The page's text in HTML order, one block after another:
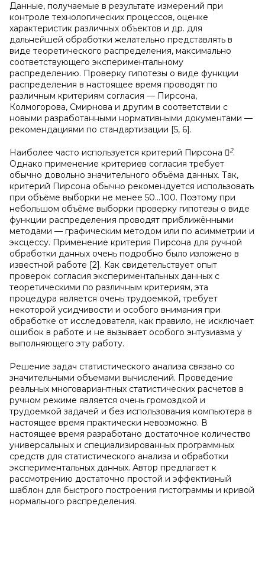
Данные, получаемые в результате измерений при
контроле технологических процессов, оценке
характеристик различных объектов и др. для
дальнейшей обработки желательно представлять в
виде теоретического распределения, максимально
соответствующего экспериментальному
распределению. Проверку гипотезы о виде функции
распределения в настоящее время проводят по
различным критериям согласия — Пирсона,
Колмогорова, Смирнова и другим в соответствии с
новыми разработанными нормативными документами —
рекомендациями по стандартизации [5, 6].
Наиболее часто используется критерий Пирсона 2.
Однако применение критериев согласия требует
обычно довольно значительного объёма данных. Так,
критерий Пирсона обычно рекомендуется использовать
при объёме выборки не менее 50…100. Поэтому при
небольшом объёме выборки проверку гипотезы о виде
функции распределения проводят приближёнными
методами — графическим методом или по асимметрии и
эксцессу. Применение критерия Пирсона для ручной
обработки данных очень подробно было изложено в
известной работе [2]. Как свидетельствует опыт
проверок согласия экспериментальных данных с
теоретическими по различным критериям, эта
процедура является очень трудоемкой, требует
некоторой усидчивости и особого внимания при
обработке от исследователя, как правило, не исключает
ошибок в работе и не вызывает особого энтузиазма у
выполняющего эту работу.
Решение задач статистического анализа связано со
значительными объемами вычислений. Проведение
реальных многовариантных статистических расчетов в
ручном режиме является очень громоздкой и
трудоемкой задачей и без использования компьютера в
настоящее время практически невозможно. В
настоящее время разработано достаточное количество
универсальных и специализированных программных
средств для статистического анализа и обработки
экспериментальных данных. Автор предлагает к
рассмотрению достаточно простой и эффективный
шаблон для быстрого построения гистограммы и кривой
нормального распределения.